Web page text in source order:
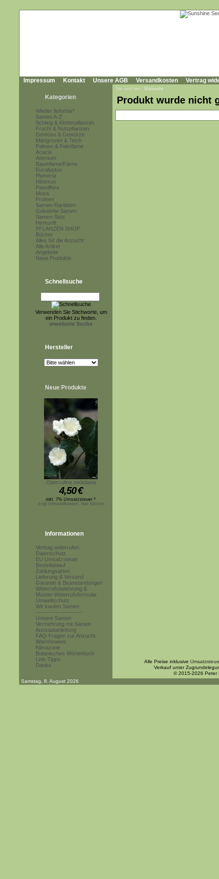
Impressum Kontakt Unsere AGB Versandkosten Vertrag
Kategorien
Wieder lieferbar!
Samen A-Z
Schling & Kletterpflanzen
Frucht & Nutzpflanzen
Gemüse & Gewürze
Mangroven & Teich
Palmen & Palmfarne
Acacia
Adenium
Baumfarne/Farne
Eucalyptus
Plumeria
Hibiskus
Passiflora
Musa
Proteen
Samen-Raritäten
Gekeimte Samen
Samen-Sets
Herkunft
PFLANZEN SHOP
Bücher
Alles für die Anzucht
Alle Artikel
Angebote
Neue Produkte
Schnellsuche
Verwenden Sie Stichworte, um
ein Produkt zu finden.
erweiterte Suche
Hersteller
Neue Produkte
Operculina riedeliana
4,50€
inkl. 7% Umsatzsteuer *
zzgl.Versandkosten, hier klicken
Informationen
Vertrag widerrufen
Datenschutz
EU Umsatzsteuer
Bestellablauf
Zahlungsarten
Lieferung & Versand
Garantie & Beanstandungen
Widerrufsbelehrung &
Muster-Widerrufsformular
Umweltschutz
Wir kaufen Samen
------------------------
Unsere Samen
Vermehrung mit Samen
Aussaatanleitung
FAQ-Fragen zur Anzucht
Warnhinweis
Klimazone
Botanisches Wörterbuch
Link-Tipps
Danke
Sie sind hier: Startseite
Produkt wurde nicht
Alle Preise inklusive
Verkauf unter
© 2015-2026 Peter
Samstag, 8. August 2026